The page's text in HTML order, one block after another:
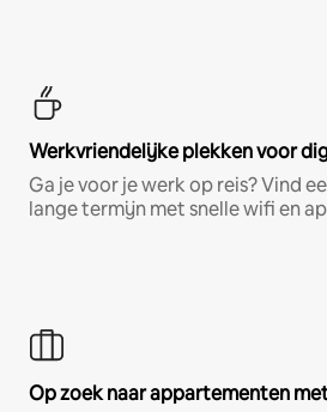
Werkvriendelijke plekken voor
Ga je voor je werk op reis? Vind
lange termijn met snelle wifi en
Op zoek naar appartementen